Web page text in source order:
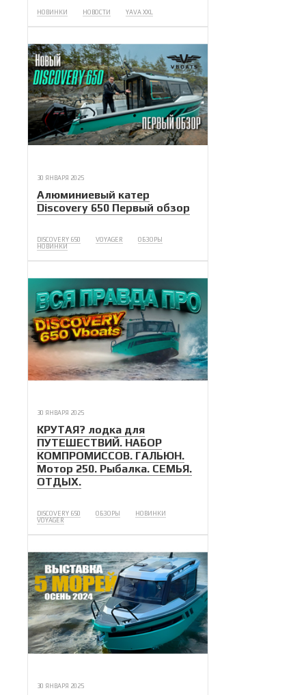
НОВИНКИ НОВОСТИ YAVA XXL
30 ЯНВАРЯ 2025
Алюминиевый катер
Discovery 650 Первый обзор
DISCOVERY 650 VOYAGER
ОБЗОРЫ
НОВИНКИ
30 ЯНВАРЯ 2025
КРУТАЯ? лодка для
ПУТЕШЕСТВИЙ. НАБОР
КОМПРОМИССОВ. ГАЛЬЮН.
Мотор 250. Рыбалка. СЕМЬЯ.
ОТДЫХ.
DISCOVERY 650 ОБЗОРЫ
НОВИНКИ
VOYAGER
30 ЯНВАРЯ 2025